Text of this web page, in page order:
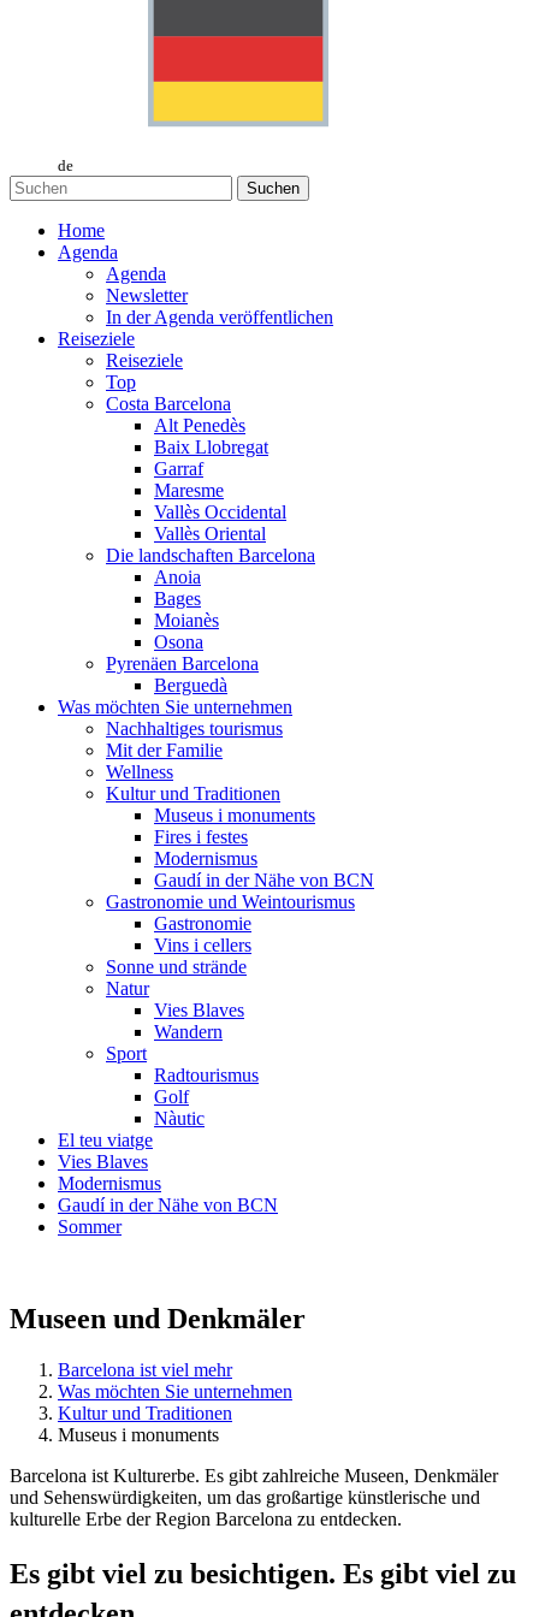
de
Suchen
Home
Agenda
Agenda
Newsletter
In der Agenda veröffentlichen
Reiseziele
Reiseziele
Top
Costa Barcelona
Alt Penedès
Baix Llobregat
Garraf
Maresme
Vallès Occidental
Vallès Oriental
Die landschaften Barcelona
Anoia
Bages
Moianès
Osona
Pyrenäen Barcelona
Berguedà
Was möchten Sie unternehmen
Nachhaltiges tourismus
Mit der Familie
Wellness
Kultur und Traditionen
Museus i monuments
Fires i festes
Modernismus
Gaudí in der Nähe von BCN
Gastronomie und Weintourismus
Gastronomie
Vins i cellers
Sonne und strände
Natur
Vies Blaves
Wandern
Sport
Radtourismus
Golf
Nàutic
El teu viatge
Vies Blaves
Modernismus
Gaudí in der Nähe von BCN
Sommer
Museen und Denkmäler
Barcelona ist viel mehr
Was möchten Sie unternehmen
Kultur und Traditionen
Museus i monuments
Barcelona ist Kulturerbe. Es gibt zahlreiche Museen, Denkmäler
und Sehenswürdigkeiten, um das großartige künstlerische und
kulturelle Erbe der Region Barcelona zu entdecken.
Es gibt viel zu besichtigen. Es gibt viel zu